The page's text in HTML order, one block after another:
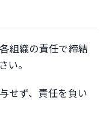
組織の責任で締結
い。
せず、責任を負い